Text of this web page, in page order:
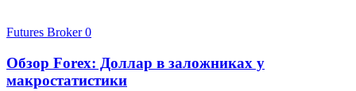
Futures Broker0
Обзор Forex: Доллар в заложниках у
макростатистики